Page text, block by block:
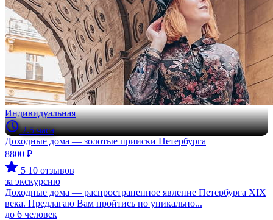
Индивидуальная
2.5 часа
Доходные дома — золотые прииски Петербурга
8800 ₽
5 10 отзывов
за экскурсию
Доходные дома — распространенное явление Петербурга XIX
века. Предлагаю Вам пройтись по уникально...
до 6 человек